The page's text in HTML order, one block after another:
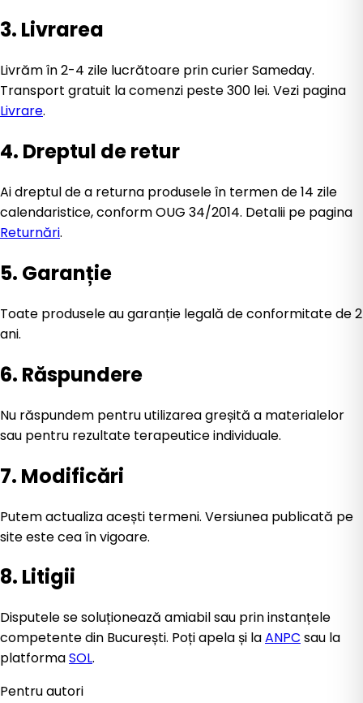
3. Livrarea
Livrăm în 2-4 zile lucrătoare prin curier Sameday.
Transport gratuit la comenzi peste 300 lei. Vezi pagina
Livrare.
4. Dreptul de retur
Ai dreptul de a returna produsele în termen de 14 zile
calendaristice, conform OUG 34/2014. Detalii pe pagina
Returnări.
5. Garanție
Toate produsele au garanție legală de conformitate de 2
ani.
6. Răspundere
Nu răspundem pentru utilizarea greșită a materialelor
sau pentru rezultate terapeutice individuale.
7. Modificări
Putem actualiza acești termeni. Versiunea publicată pe
site este cea în vigoare.
8. Litigii
Disputele se soluționează amiabil sau prin instanțele
competente din București. Poți apela și laANPC sau la
platformaSOL.
Pentru autori